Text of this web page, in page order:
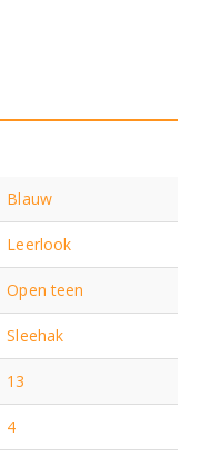
Blauw
Leerlook
Open teen
Sleehak
13
4